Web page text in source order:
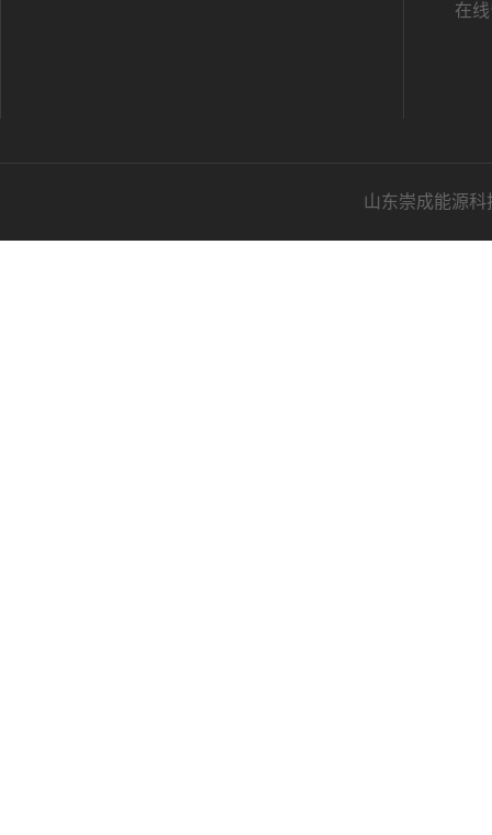
在
山东崇成能源